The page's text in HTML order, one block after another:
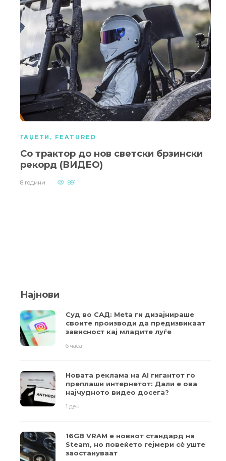
ГАЏЕТИ , FEATURED
Со трактор до нов светски брзински
рекорд (ВИДЕО)
8 години 891
Најнови
Суд во САД: Meta ги дизајнираше
своите производи да предизвикаат
зависност кај младите луѓе
6 часа
Новата реклама на AI гигантот го
преплаши интернетот: Дали е ова
најчудното видео досега?
1 ден
16GB VRAM е новиот стандард на
Steam, но повеќето гејмери ​​сè уште
заостануваат